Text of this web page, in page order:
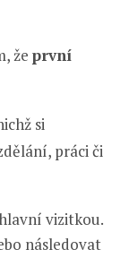
že první
si
práci či
vizitkou.
následovat